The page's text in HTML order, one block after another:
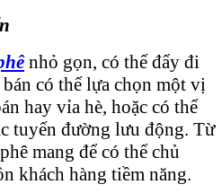
nhỏ gọn, có thể đẩy đi
có thể lựa chọn một vị
hay vỉa hè, hoặc có thể
tuyến đường lưu động. Từ
mang để có thể chủ
khách hàng tiềm năng.